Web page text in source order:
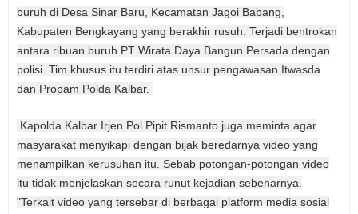
buruh di Desa Sinar Baru, Kecamatan Jagoi Babang,
Kabupaten Bengkayang yang berakhir rusuh. Terjadi bentrokan
antara ribuan buruh PT Wirata Daya Bangun Persada dengan
polisi. Tim khusus itu terdiri atas unsur pengawasan Itwasda
dan Propam Polda Kalbar.
Kapolda Kalbar Irjen Pol Pipit Rismanto juga meminta agar
masyarakat menyikapi dengan bijak beredarnya video yang
menampilkan kerusuhan itu. Sebab potongan-potongan video
itu tidak menjelaskan secara runut kejadian sebenarnya.
"Terkait video yang tersebar di berbagai platform media sosial